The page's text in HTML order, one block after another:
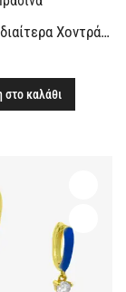
Ασημένια Ιδιαίτερα Χοντρά Κρικάκια Πράσινα
καλάθι